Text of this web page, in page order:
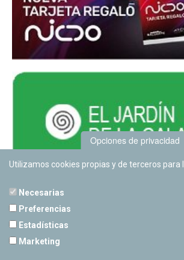
Opciones de privacidad
Utilizamos cookies propias y de terceros para
Necesarias
Preferencias
Estadísticas
Marketing